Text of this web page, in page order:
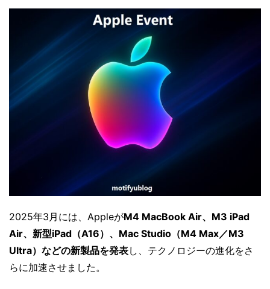
2025年3月には、AppleがM4 MacBook Air、M3 iPad
Air、新型iPad（A16）、Mac Studio（M4 Max／M3
Ultra）などの新製品を発表し、テクノロジーの進化をさ
らに加速させました。